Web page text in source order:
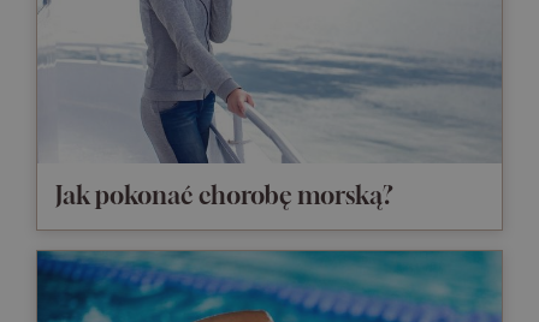
Jak pokonać chorobę morską?